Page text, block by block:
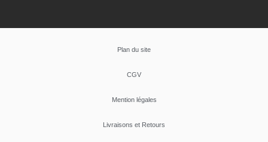
Plan du site
CGV
Mention légales
Livraisons et Retours